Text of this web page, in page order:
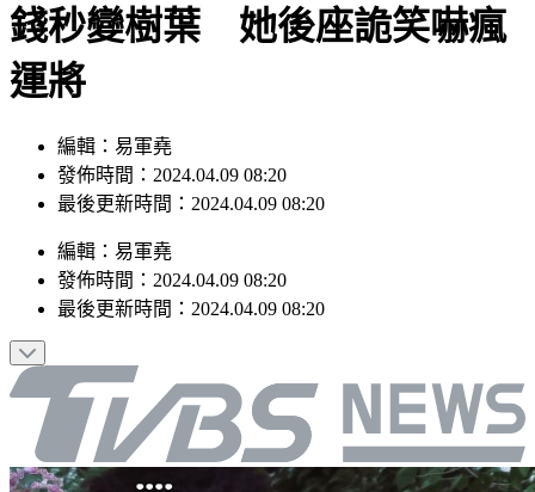
錢秒變樹葉 她後座詭笑嚇瘋
運將
編輯：易軍堯
發佈時間：2024.04.09 08:20
編輯：易軍堯
發佈時間：2024.04.09 08:20